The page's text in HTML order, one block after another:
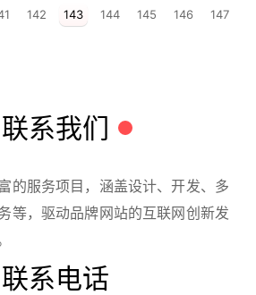
142 143 144 145 146 147
联系我们
的服务项目，涵盖设计、开发、多
等，驱动品牌网站的互联网创新发
联系电话